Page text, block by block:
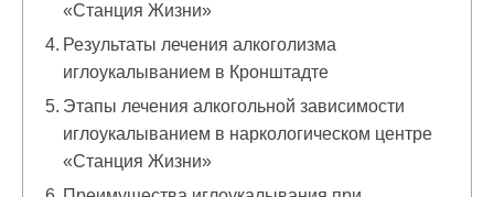
«Станция Жизни»
Результаты лечения алкоголизма
иглоукалыванием в Кронштадте
Этапы лечения алкогольной зависимости
иглоукалыванием в наркологическом центре
«Станция Жизни»